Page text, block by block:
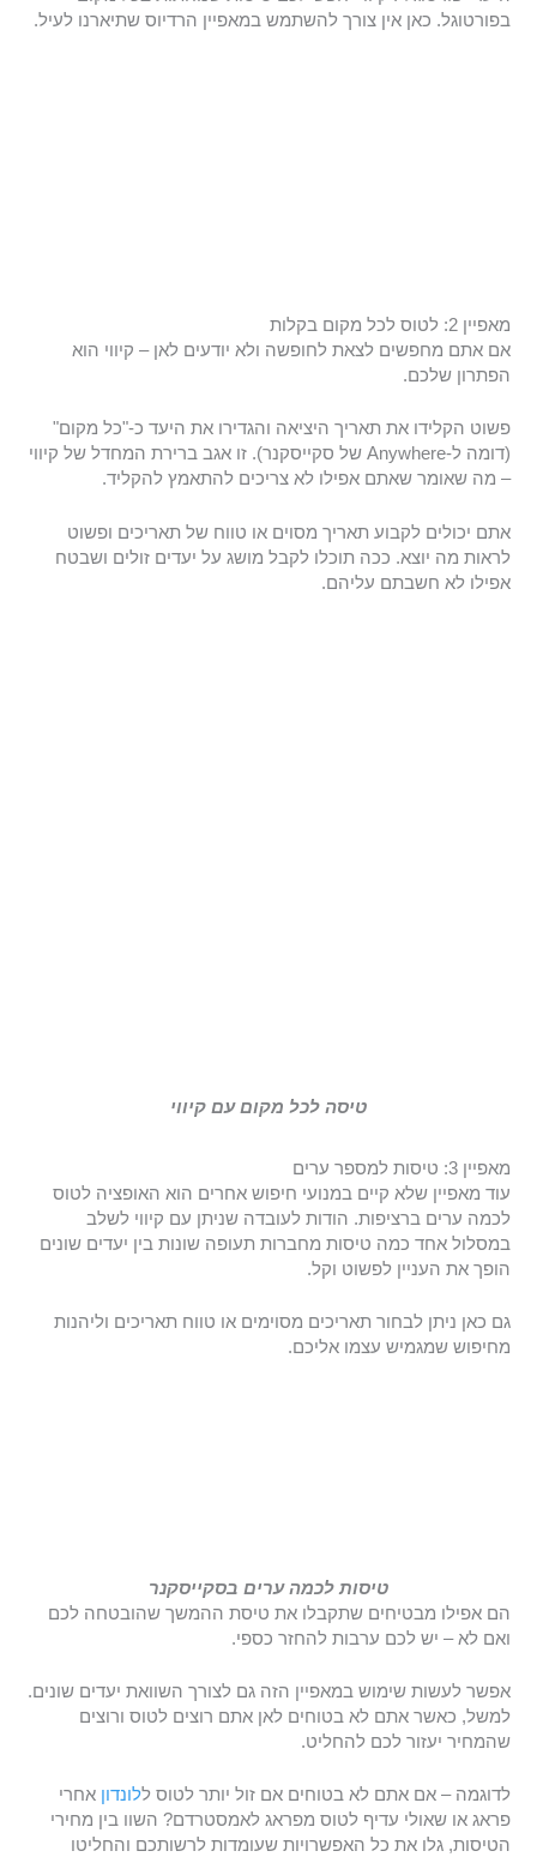
בפורטוגל. כאן אין צורך להשתמש במאפיין הרדיוס שתיארנו לעיל.
מאפיין 2: לטוס לכל מקום בקלות
אם אתם מחפשים לצאת לחופשה ולא יודעים לאן – קיווי הוא
הפתרון שלכם.
פשוט הקלידו את תאריך היציאה והגדירו את היעד כ-"כל מקום"
(דומה ל-Anywhere של סקייסקנר). זו אגב ברירת המחדל של קיווי
– מה שאומר שאתם אפילו לא צריכים להתאמץ להקליד.
אתם יכולים לקבוע תאריך מסוים או טווח של תאריכים ופשוט
לראות מה יוצא. ככה תוכלו לקבל מושג על יעדים זולים ושבטח
אפילו לא חשבתם עליהם.
טיסה לכל מקום עם קיווי
מאפיין 3: טיסות למספר ערים
עוד מאפיין שלא קיים במנועי חיפוש אחרים הוא האופציה לטוס
לכמה ערים ברציפות. הודות לעובדה שניתן עם קיווי לשלב
במסלול אחד כמה טיסות מחברות תעופה שונות בין יעדים שונים
הופך את העניין לפשוט וקל.
גם כאן ניתן לבחור תאריכים מסוימים או טווח תאריכים וליהנות
מחיפוש שמגמיש עצמו אליכם.
טיסות לכמה ערים בסקייסקנר
הם אפילו מבטיחים שתקבלו את טיסת ההמשך שהובטחה לכם
ואם לא – יש לכם ערבות להחזר כספי.
אפשר לעשות שימוש במאפיין הזה גם לצורך השוואת יעדים שונים.
למשל, כאשר אתם לא בטוחים לאן אתם רוצים לטוס ורוצים
שהמחיר יעזור לכם להחליט.
לדוגמה – אם אתם לא בטוחים אם זול יותר לטוס ללונדון אחרי
פראג או שאולי עדיף לטוס מפראג לאמסטרדם? השוו בין מחירי
הטיסות, גלו את כל האפשרויות שעומדות לרשותכם והחליטו